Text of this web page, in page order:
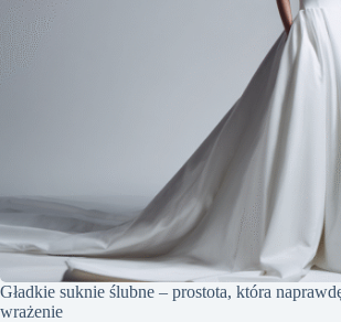
Gładkie suknie ślubne – prostota, która
wrażenie